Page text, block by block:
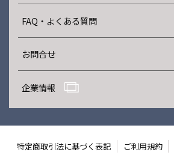
FAQ・よくある質問
お問合せ
企業情報
特定商取引法に基づく表記 ご利用規約